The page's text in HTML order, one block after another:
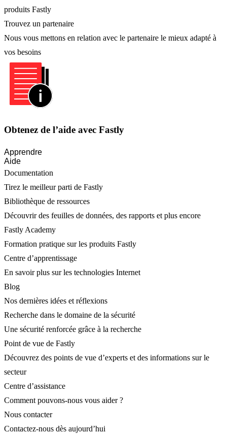
produits Fastly
Trouvez un partenaire
Nous vous mettons en relation avec le partenaire le mieux adapté à
vos besoins
Obtenez de l’aide avec Fastly
Apprendre
Aide
Documentation
Tirez le meilleur parti de Fastly
Bibliothèque de ressources
Découvrir des feuilles de données, des rapports et plus encore
Fastly Academy
Formation pratique sur les produits Fastly
Centre d’apprentissage
En savoir plus sur les technologies Internet
Blog
Nos dernières idées et réflexions
Recherche dans le domaine de la sécurité
Une sécurité renforcée grâce à la recherche
Point de vue de Fastly
Découvrez des points de vue d’experts et des informations sur le
secteur
Centre d’assistance
Comment pouvons-nous vous aider ?
Nous contacter
Contactez-nous dès aujourd’hui